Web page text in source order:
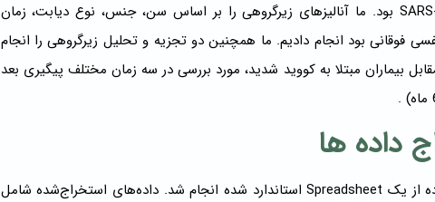
کنترل‌های امروزی یا تاریخی در گروه غیر SARS-CoV-2 بود. ما آنالیزهای زیرگروهی را بر اساس سن، جنس، نوع دیابت، زمان
فوقانی بود انجام دادیم. ما همچنین دو تجزیه و تحلیل زیرگروهی را انجام
بیماران مبتلا به کووید شدید، مورد بررسی در سه زمان مختلف پیگیری بعد
داده ها
استخراج داده ها از مطالعات واجد شرایط با استفاده از یک Spreadsheet استاندارد شده انجام شد. داده‌های استخراج‌شده شامل